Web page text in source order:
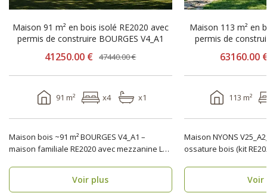
Maison 91 m² en bois isolé RE2020 avec
permis de construire BOURGES V4_A1
41250.00 € 47440.00 €
91 m² x4 x1
Maison bois ~91 m² BOURGES V4_A1 –
maison familiale RE2020 avec mezzanine La
Voir plus
Maison 113 m² en
63160.00
113 m²
Maison NYONS
ossature bois (kit
Voir